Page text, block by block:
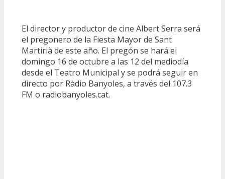
El director y productor de cine Albert Serra será
el pregonero de la Fiesta Mayor de Sant
Martirià de este año. El pregón se hará el
domingo 16 de octubre a las 12 del mediodía
desde el Teatro Municipal y se podrá seguir en
directo por Ràdio Banyoles, a través del 107.3
FM o radiobanyoles.cat.